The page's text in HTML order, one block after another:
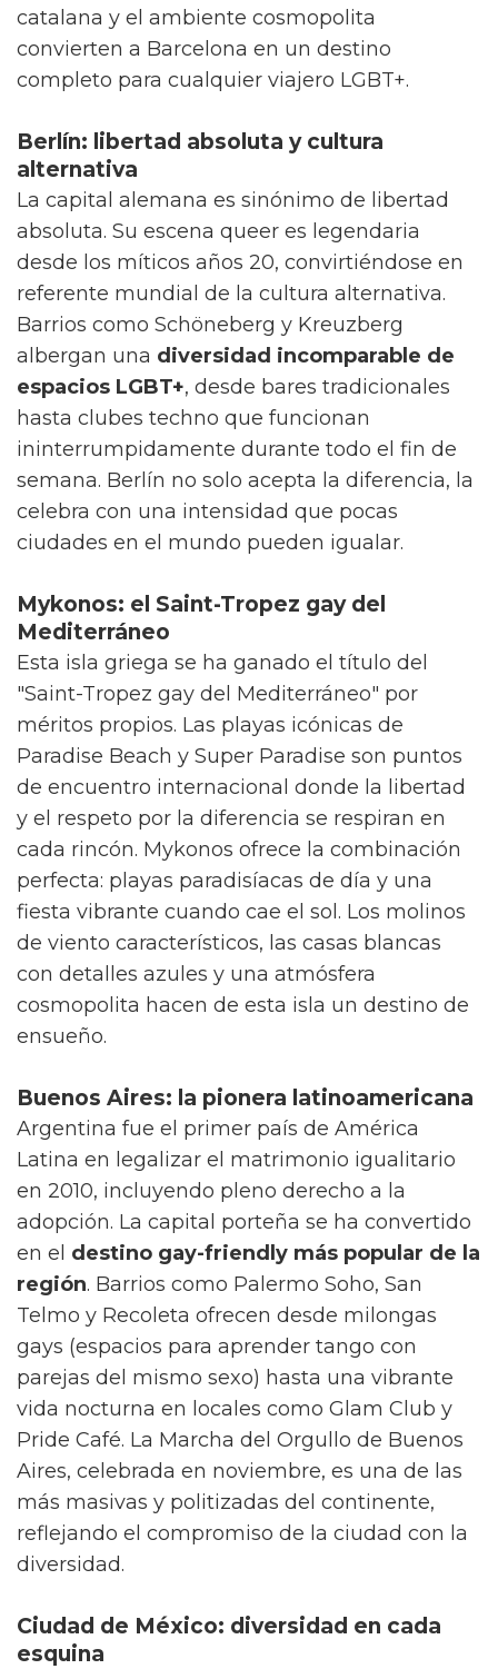
catalana y el ambiente cosmopolita
convierten a Barcelona en un destino
completo para cualquier viajero LGBT+.
Berlín: libertad absoluta y cultura
alternativa
La capital alemana es sinónimo de libertad
absoluta. Su escena queer es legendaria
desde los míticos años 20, convirtiéndose en
referente mundial de la cultura alternativa.
Barrios como Schöneberg y Kreuzberg
albergan una diversidad incomparable de
espacios LGBT+, desde bares tradicionales
hasta clubes techno que funcionan
ininterrumpidamente durante todo el fin de
semana. Berlín no solo acepta la diferencia, la
celebra con una intensidad que pocas
ciudades en el mundo pueden igualar.
Mykonos: el Saint-Tropez gay del
Mediterráneo
Esta isla griega se ha ganado el título del
"Saint-Tropez gay del Mediterráneo" por
méritos propios. Las playas icónicas de
Paradise Beach y Super Paradise son puntos
de encuentro internacional donde la libertad
y el respeto por la diferencia se respiran en
cada rincón. Mykonos ofrece la combinación
perfecta: playas paradisíacas de día y una
fiesta vibrante cuando cae el sol. Los molinos
de viento característicos, las casas blancas
con detalles azules y una atmósfera
cosmopolita hacen de esta isla un destino de
ensueño.
Buenos Aires: la pionera latinoamericana
Argentina fue el primer país de América
Latina en legalizar el matrimonio igualitario
en 2010, incluyendo pleno derecho a la
adopción. La capital porteña se ha convertido
en el destino gay-friendly más popular de la
región. Barrios como Palermo Soho, San
Telmo y Recoleta ofrecen desde milongas
gays (espacios para aprender tango con
parejas del mismo sexo) hasta una vibrante
vida nocturna en locales como Glam Club y
Pride Café. La Marcha del Orgullo de Buenos
Aires, celebrada en noviembre, es una de las
más masivas y politizadas del continente,
reflejando el compromiso de la ciudad con la
diversidad.
Ciudad de México: diversidad en cada
esquina